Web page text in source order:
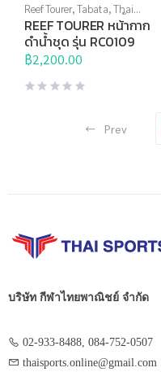
Reef Tourer,Tabata,Thai
Sports Brand,กีฬาทางน้ำ,
หน้ากากดำน้ำ,อุปกรณ์ดำน้ำ
REEF TOURER หน้ากาก
ดำน้ำชุด รุ่น RC0109
฿2,200.00
Prev
บริษัท กีฬาไทยพาณิชย์ จำกัด
02-933-8488, 084-752-0507
thaisports.online@gmail.com